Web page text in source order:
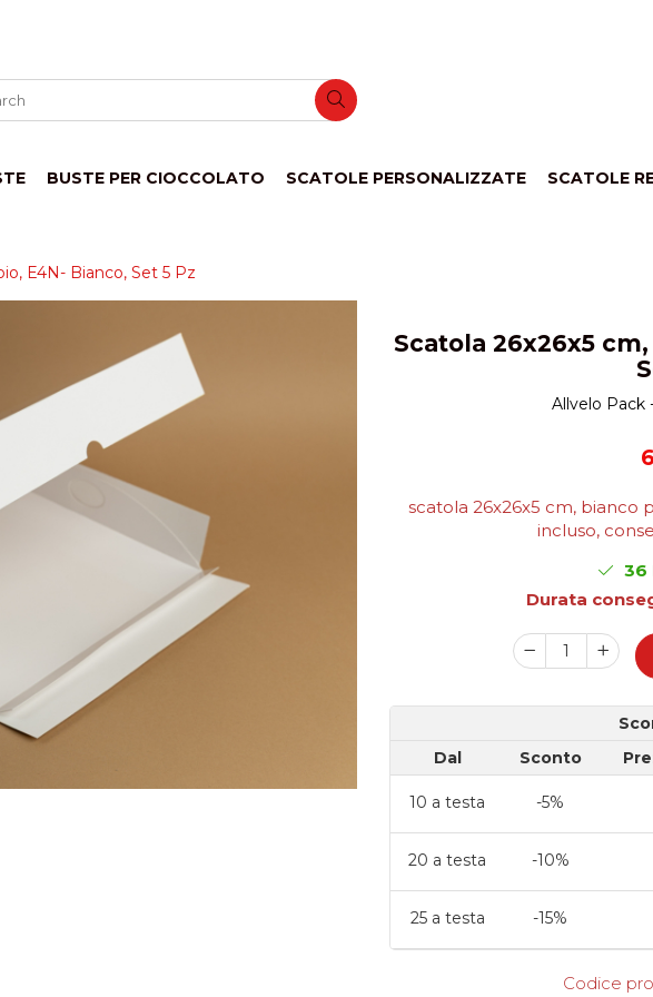
BUSTE PER CIOCCOLATO SCATOLE PERSONALIZZATE SCATOLE
E4N- Bianco, Set 5 Pz
Scatola 26x26x5
Allvelo Pack
scatola 26x26x5 cm, bianco
incluso,
36
Durata
Dal
Sconto
10 a testa -5%
20 a testa -10%
25a testa -15%
Codice